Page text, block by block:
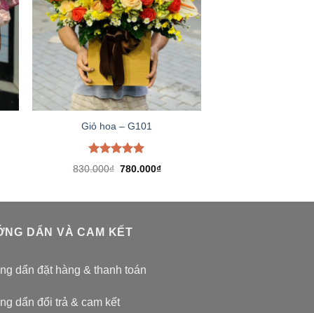
Giỏ hoa – G101
Được xếp
hạng
5.00
830.000₫ Giá
780.000₫Giá
DẨN VÀ CAM KẾT
dẩn đặt hàng & thanh toán
dẩn đổi trả & cam kết